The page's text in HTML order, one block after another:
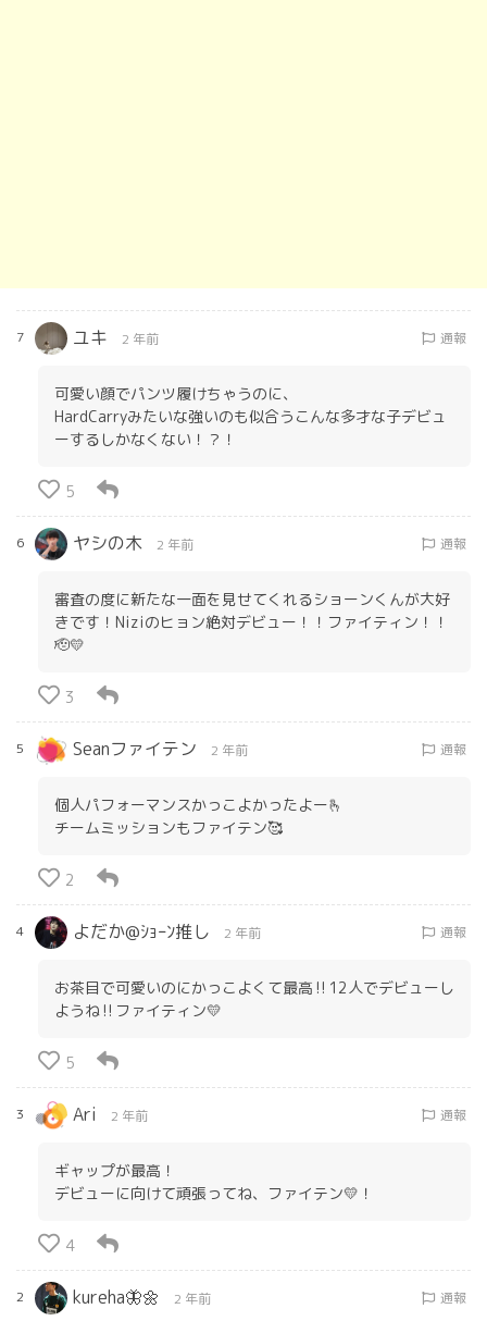
7 ユキ 2 年前 通報
可愛い顔でパンツ履けちゃうのに、
HardCarryみたいな強いのも似合うこんな多才な子デビュ
ーするしかなくない！？！
5
6 ヤシの木 2 年前 通報
審査の度に新たな一面を見せてくれるショーンくんが大好
きです！Niziのヒョン絶対デビュー！！ファイティン！！
🫡💛
3
5 Seanファイテン 2 年前 通報
個人パフォーマンスかっこよかったよー🫰
チームミッションもファイテン🥰
2
4 よだか@ｼｮｰﾝ推し 2 年前 通報
お茶目で可愛いのにかっこよくて最高‼️12人でデビューし
ようね‼️ファイティン💛
5
3 Ari 2 年前 通報
ギャップが最高！
デビューに向けて頑張ってね、ファイテン💛！
4
2 kureha🦋🌼 2 年前 通報